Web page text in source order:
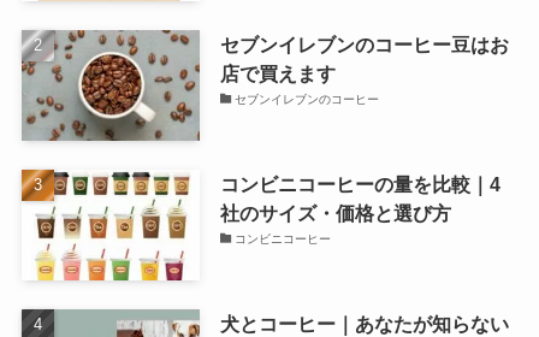
セブンイレブンのコーヒー豆はお
店で買えます
セブンイレブンのコーヒー
コンビニコーヒーの量を比較｜4
社のサイズ・価格と選び方
コンビニコーヒー
犬とコーヒー｜あなたが知らない